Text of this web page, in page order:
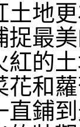
土地
捉最
紅的
花和
直鋪